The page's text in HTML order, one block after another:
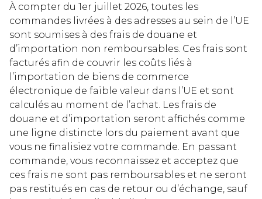
À compter du 1er juillet 2026, toutes les
commandes livrées à des adresses au sein de l’UE
sont soumises à des frais de douane et
d’importation non remboursables. Ces frais sont
facturés afin de couvrir les coûts liés à
l’importation de biens de commerce
électronique de faible valeur dans l’UE et sont
calculés au moment de l’achat. Les frais de
douane et d’importation seront affichés comme
une ligne distincte lors du paiement avant que
vous ne finalisiez votre commande. En passant
commande, vous reconnaissez et acceptez que
ces frais ne sont pas remboursables et ne seront
pas restitués en cas de retour ou d’échange, sauf